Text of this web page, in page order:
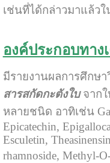
เช่นที่ได้กล่าวมาแล้ว
องค์ประกอบทาง
มีรายงานผลการศึกษ
สารสกัดกะตังใบ จาก
หลายชนิด อาทิเช่น
Epicatechin,
Esculetin,
rhamnoside, Methyl-